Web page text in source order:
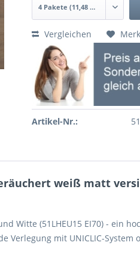
Vergleichen
Artikel-Nr.:
weiß matt
Witte (51LHEU15 EI70) - ein
mit UNICLIC-System